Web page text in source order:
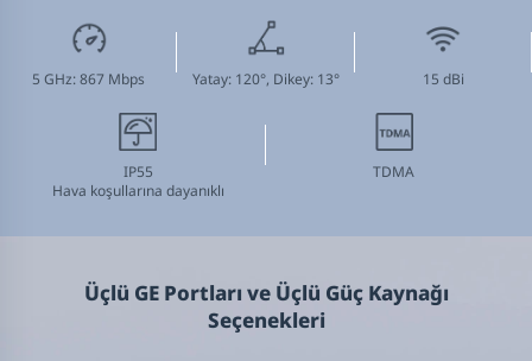
5 GHz: 867 Mbps Yatay: 120°, Dikey: 13° 15 dBi
IP55
Hava koşullarına dayanıklı
TDMA
Üçlü GE Portları ve Üçlü Güç Kaynağı
Seçenekleri